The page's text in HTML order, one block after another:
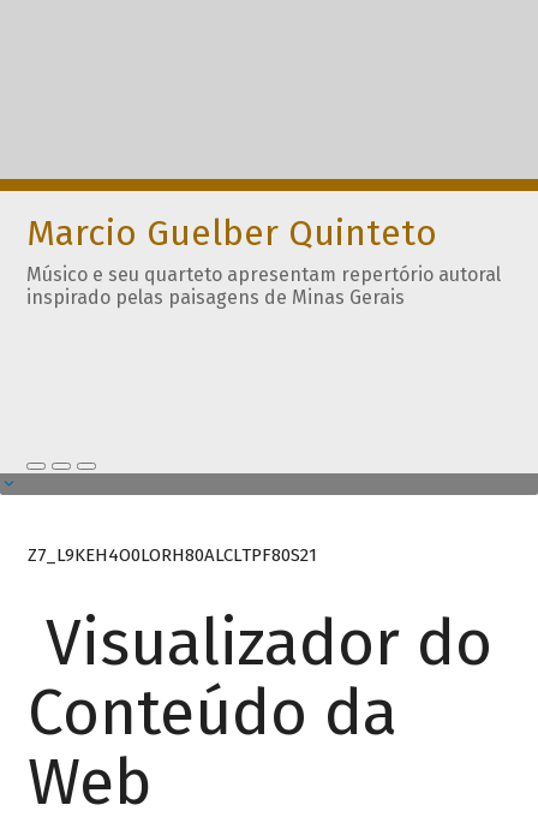
Marcio Guelber Quinteto
Músico e seu quarteto apresentam repertório autoral
inspirado pelas paisagens de Minas Gerais
Z7_L9KEH4O0LORH80ALCLTPF80S21
Visualizador do
Conteúdo da
Web